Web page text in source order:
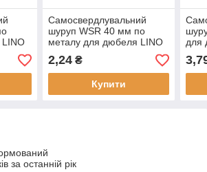
Самосвердлувальний
шуруп WSR 40 мм по
металу для дюбеля LINO
2,24₴
Купити
для
за останній рік